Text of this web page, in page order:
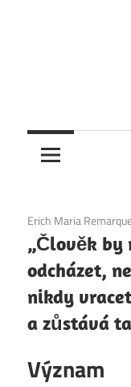
4. 12. 2020
Erich Maria
„Člověk by
odcházet,
nikdy
a zůstává
Význam